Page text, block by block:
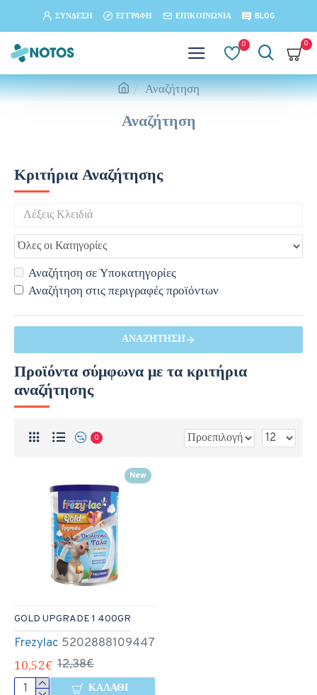
ΣΎΝΔΕΣΗ ΕΓΓΡΑΦΉ ΕΠΙΚΟΙΝΩΝΊΑ BLOG
0 0
Αναζήτηση
Αναζήτηση
Κριτήρια Αναζήτησης
Αναζήτηση σε Υποκατηγορίες
Αναζήτηση στις περιγραφές προϊόντων
ΑΝΑΖΉΤΗΣΗ
Προϊόντα σύμφωνα με τα κριτήρια
αναζήτησης
0
New
Frezylac 5202888109447
GOLD UPGRADE 1 400GR
10,52€ 12,38€
ΚΑΛΆΘΙ